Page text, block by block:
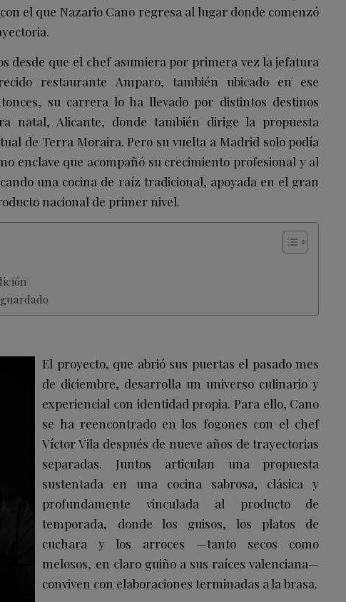
el que Nazario Cano regresa al lugar donde comenzó
desde que el chef asumiera por primera vez la jefatura
restaurante Amparo, también ubicado en ese
su carrera lo ha llevado por distintos destinos
natal, Alicante, donde también dirige la propuesta
de Terra Moraira. Pero su vuelta a Madrid solo podía
enclave que acompañó su crecimiento profesional y al
una cocina de raíz tradicional, apoyada en el gran
nacional de primer nivel.
El proyecto, que abrió sus puertas el pasado mes
de diciembre, desarrolla un universo culinario y
experiencial con identidad propia. Para ello, Cano
se ha reencontrado en los fogones con el chef
Víctor Vila después de nueve años de trayectorias
separadas. Juntos articulan una propuesta
sustentada en una cocina sabrosa, clásica y
profundamente vinculada al producto de
temporada, donde los guisos, los platos de
cuchara y los arroces —tanto secos como
melosos, en claro guiño a sus raíces valenciana—
conviven con elaboraciones terminadas a la brasa.